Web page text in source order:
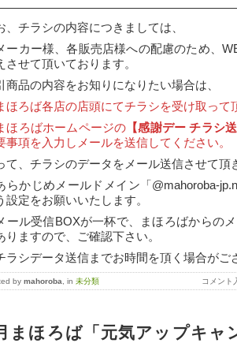
、チラシの内容につきましては、
ーカー様、各販売店様への配慮のため、
させて頂いております。
商品の内容をお知りになりたい場合は、
ろば各店の店頭にてチラシを受け取って
ろばホームページの 【感謝デー チラシ
事項を入力しメールを送信してください。
て、チラシのデータをメール送信させて頂
らかじめメールドメイン「@mahoroba-
設定をお願いいたします。
ール受信BOXが一杯で、まほろばからの
りますので、ご確認下さい。
ラシデータ送信までお時間を頂く場合がご
by mahoroba, in 未分類 コメント
まほろば「元気アップキャ